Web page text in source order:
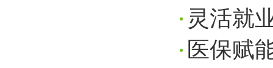
灵活就
医保赋